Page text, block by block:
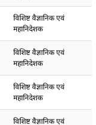
विशिष्ट वैज्ञानिक एवं
महानिदेशक
विशिष्ट वैज्ञानिक एवं
महानिदेशक
विशिष्ट वैज्ञानिक एवं
महानिदेशक
विशिष्ट वैज्ञानिक एवं